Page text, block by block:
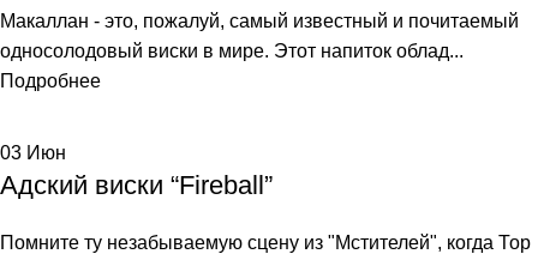
Макаллан - это, пожалуй, самый известный и почитаемый
односолодовый виски в мире. Этот напиток облад...
Подробнее
03 Июн
Адский виски “Fireball”
Помните ту незабываемую сцену из "Мстителей", когда Тор